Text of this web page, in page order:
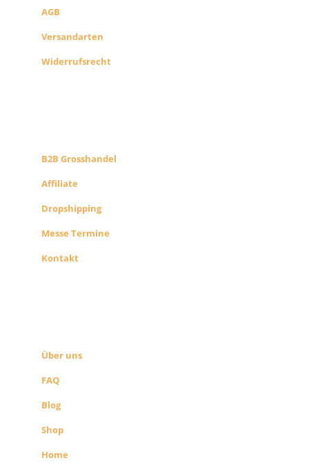
AGB
Versandarten
Widerrufsrecht
B2B Grosshandel
Affiliate
Dropshipping
Messe Termine
Kontakt
Über uns
FAQ
Blog
Shop
Home